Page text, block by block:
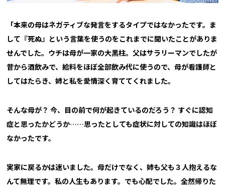
「本来の母はネガティブな発言をするタイプではなかったです。ま
して『死ぬ』という言葉を使うのをこれまでに聞いたことがありま
せんでした。ウチは母が一家の大黒柱。父はサラリーマンでしたが
昔から酒飲みで、給料をほぼ全部飲み代に使うので、母が看護師と
してはたらき、姉と私を愛情深く育ててくれました。
そんな母が？ 今、目の前で何が起きているのだろう？ すぐに認知
症と思ったかどうか……思ったとしても症状に対しての知識はほぼ
なかったです。
実家に戻るかは迷いました。母だけでなく、姉も父も３人抱えるな
んて無理です。私の人生もあります。でも心配でした。全然帰りた